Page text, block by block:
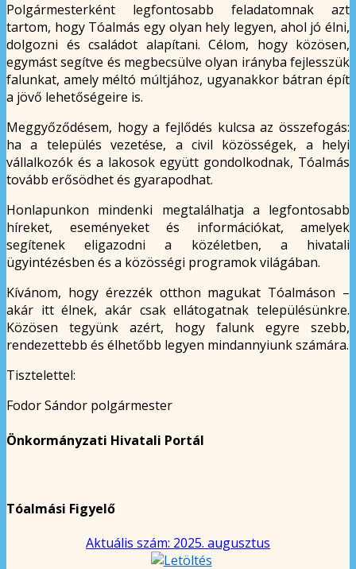
Polgármesterként legfontosabb feladatomnak azt
tartom, hogy Tóalmás egy olyan hely legyen, ahol jó élni,
dolgozni és családot alapítani. Célom, hogy közösen,
egymást segítve és megbecsülve olyan irányba fejlesszük
falunkat, amely méltó múltjához, ugyanakkor bátran épít
a jövő lehetőségeire is.
Meggyőződésem, hogy a fejlődés kulcsa az összefogás:
ha a település vezetése, a civil közösségek, a helyi
vállalkozók és a lakosok együtt gondolkodnak, Tóalmás
tovább erősödhet és gyarapodhat.
Honlapunkon mindenki megtalálhatja a legfontosabb
híreket, eseményeket és információkat, amelyek
segítenek eligazodni a közéletben, a hivatali
ügyintézésben és a közösségi programok világában.
Kívánom, hogy érezzék otthon magukat Tóalmáson –
akár itt élnek, akár csak ellátogatnak településünkre.
Közösen tegyünk azért, hogy falunk egyre szebb,
rendezettebb és élhetőbb legyen mindannyiunk számára.
Tisztelettel:
Fodor Sándor polgármester
Önkormányzati Hivatali Portál
Tóalmási Figyelő
Aktuális szám: 2025. augusztus